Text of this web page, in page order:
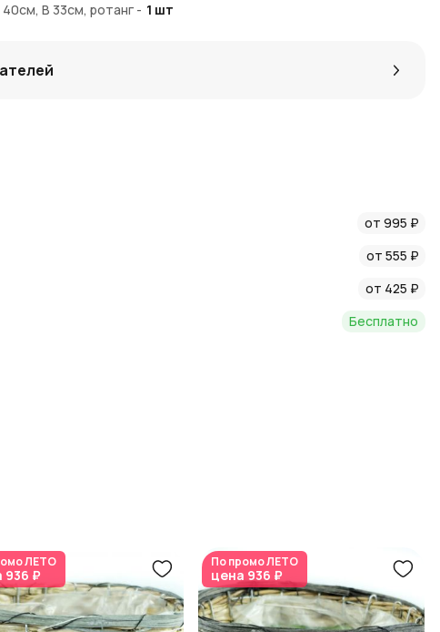
декор интерьера, подарок
уют и гармонию в вашем доме.
В 33см, ротанг - 1 шт
от 995 ₽
от 555 ₽
от 425 ₽
Бесплатно
ЛЕТО
936 ₽
По промоЛЕТО
цена 936 ₽